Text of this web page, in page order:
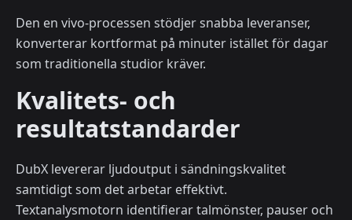
Den en vivo-processen stödjer snabba leveranser,
konverterar kortformat på minuter istället för dagar
som traditionella studior kräver.
Kvalitets- och
resultatstandarder
DubX levererar ljudoutput i sändningskvalitet
samtidigt som det arbetar effektivt.
Textanalysmotorn identifierar talmönster, pauser och